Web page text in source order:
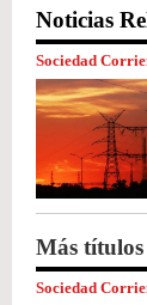
Noticias
Sociedad
Más títulos
Sociedad